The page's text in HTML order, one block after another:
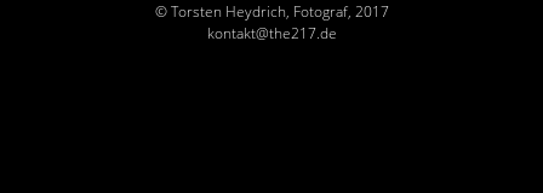
© Torsten Heydrich, Fotograf, 2017
kontakt@the217.de